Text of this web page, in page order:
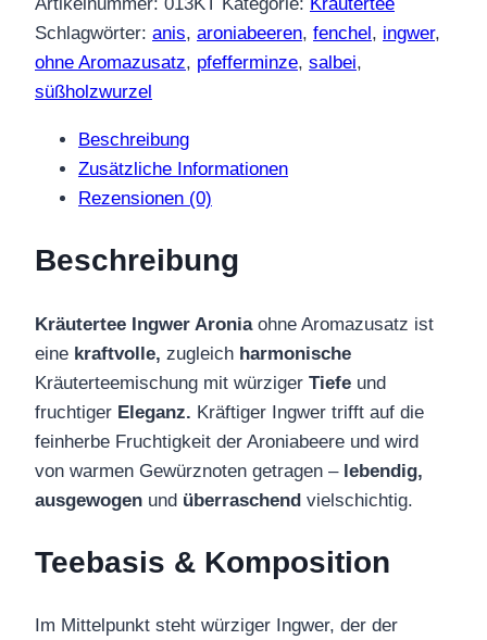
Menge
Schlagwörter: anis, aroniabeeren, fenchel, ingwer,
ohne Aromazusatz, pfefferminze, salbei,
süßholzwurzel
Beschreibung
Zusätzliche Informationen
Rezensionen (0)
Beschreibung
Kräutertee Ingwer Aroniaohne Aromazusatz ist
eine kraftvolle, zugleich harmonische
Kräuterteemischung mit würziger Tiefe und
fruchtiger Eleganz. Kräftiger Ingwer trifft auf die
feinherbe Fruchtigkeit der Aroniabeere und wird
von warmen Gewürznoten getragen – lebendig,
ausgewogen und überraschend vielschichtig.
Teebasis & Komposition
Im Mittelpunkt steht würziger Ingwer, der der